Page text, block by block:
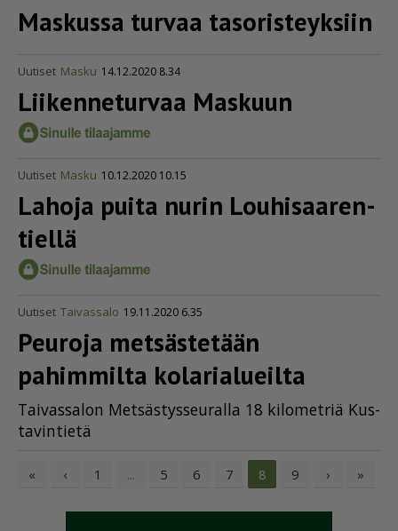
Maskussa turvaa tasoris­teyksiin
Uutiset Masku 14.12.2020 8.34
Liikenneturvaa Maskuun
Uutiset Masku 10.12.2020 10.15
Lahoja puita nurin Louhi­saa­ren­
tiellä
Uutiset Taivassalo 19.11.2020 6.35
Peuroja metsästetään
pahimmilta kolarialueilta
Tai­vas­sa­lon Met­säs­tys­seu­ral­la 18 ki­lo­met­riä Kus­
ta­vin­tie­tä
« ‹ 1 ... 5 6 7 8 9 › »